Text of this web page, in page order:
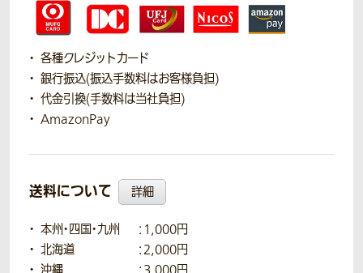
各種クレジットカード
銀行振込(振込手数料はお客様負担)
代金引換(手数料は当社負担)
AmazonPay
送料について 詳細
本州・四国・九州
：1,000円
北海道
：2,000円